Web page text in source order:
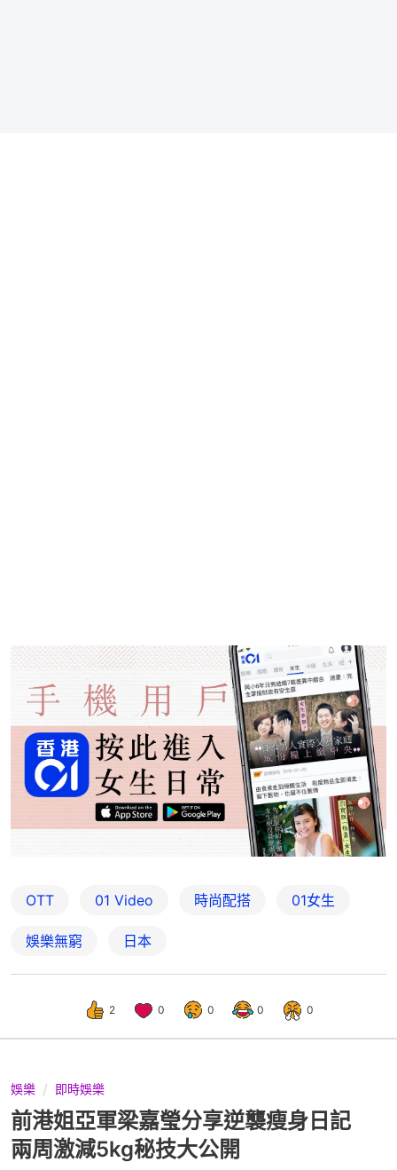
OTT 01 Video 時尚配搭 01女生
娛樂無窮 日本
2 0 0 0 0
娛樂 即時娛樂
前港姐亞軍梁嘉瑩分享逆襲瘦身日記
兩周激減5kg秘技大公開